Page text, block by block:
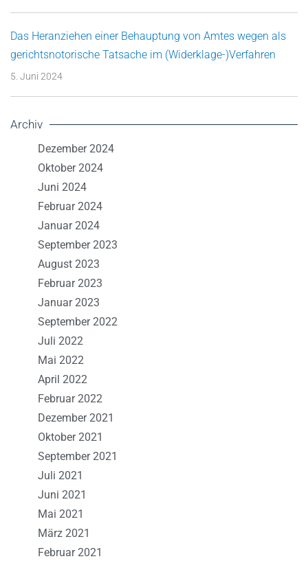
Das Heranziehen einer Behauptung von Amtes wegen als
gerichtsnotorische Tatsache im (Widerklage-)Verfahren
5. Juni 2024
Archiv
Dezember 2024
Oktober 2024
Juni 2024
Februar 2024
Januar 2024
September 2023
August 2023
Februar 2023
Januar 2023
September 2022
Juli 2022
Mai 2022
April 2022
Februar 2022
Dezember 2021
Oktober 2021
September 2021
Juli 2021
Juni 2021
Mai 2021
März 2021
Februar 2021